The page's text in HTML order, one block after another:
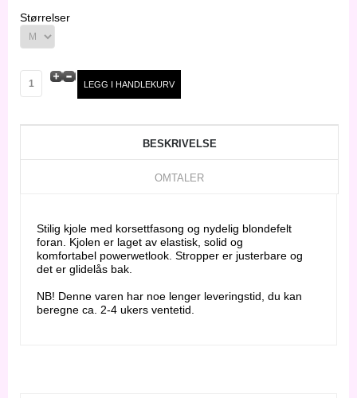
Størrelser
BESKRIVELSE
OMTALER
Stilig kjole med korsettfasong og nydelig blondefelt
foran. Kjolen er laget av elastisk, solid og
komfortabel powerwetlook. Stropper er justerbare og
det er glidelås bak.
NB! Denne varen har noe lenger leveringstid, du kan
beregne ca. 2-4 ukers ventetid.